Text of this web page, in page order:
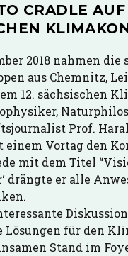
CRADLE
2018 nahmen die
aus Chemnitz,
12. sächsischen
Prof.
Vortag den
mit dem Titel
drängte er alle
für den
Stand im